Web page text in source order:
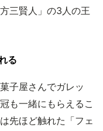
三賢人」の3人の王
る
子屋さんでガレッ
も一緒にもらえるこ
先ほど触れた「フェ